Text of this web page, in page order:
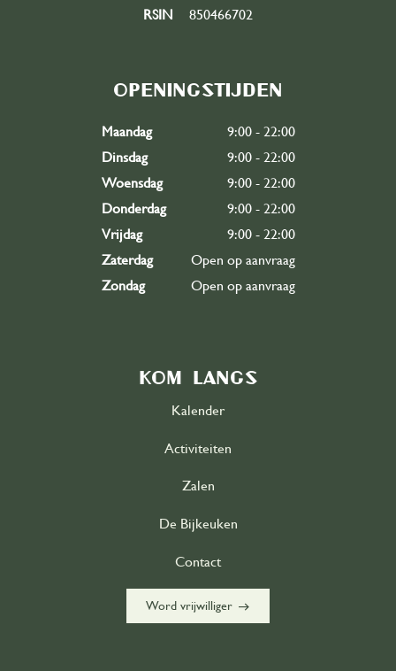
RSIN
850466702
Openingstijden
Maandag
9:00 - 22:00
Dinsdag
9:00 - 22:00
Woensdag
9:00 - 22:00
Donderdag
9:00 - 22:00
Vrijdag
9:00 - 22:00
Zaterdag
Open op aanvraag
Zondag
Open op aanvraag
Kom langs
Kalender
Activiteiten
Zalen
De Bijkeuken
Contact
Word vrijwilliger east